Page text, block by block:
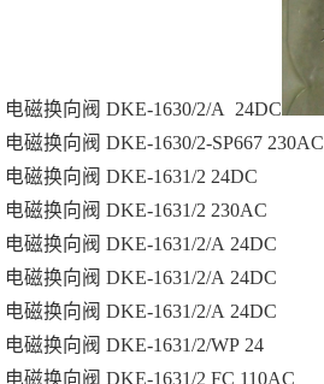
电磁换向阀 DKE-1630/2/A  24DC
电磁换向阀 DKE-1630/2-SP667 230AC
电磁换向阀 DKE-1631/2 24DC
电磁换向阀 DKE-1631/2 230AC
电磁换向阀 DKE-1631/2/A 24DC
电磁换向阀 DKE-1631/2/A 24DC
电磁换向阀 DKE-1631/2/A 24DC
电磁换向阀 DKE-1631/2/WP 24
电磁换向阀 DKE-1631/2 FC 110AC